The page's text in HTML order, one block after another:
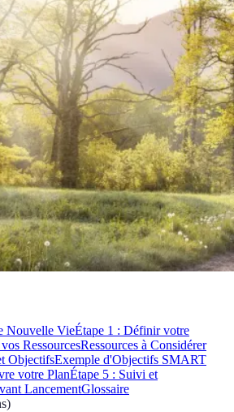
Nouvelle VieÉtape 1 : Définir votre
RessourcesRessources à Considérer
ObjectifsExemple d'Objectifs SMART
votre PlanÉtape 5 : Suivi et
LancementGlossaire
)